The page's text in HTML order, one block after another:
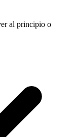
al principio o